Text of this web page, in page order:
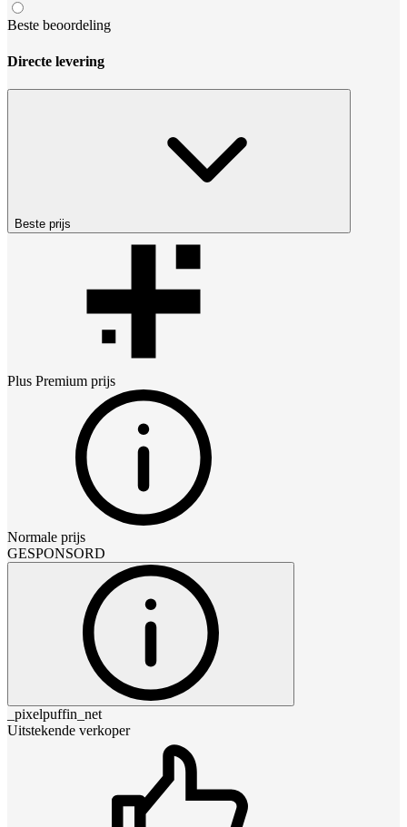
Beste beoordeling
Directe levering
Beste prijs
Plus Premium prijs
Normale prijs
GESPONSORD
_pixelpuffin_net
Uitstekende verkoper